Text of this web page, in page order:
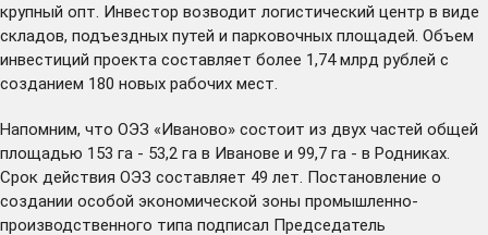
крупный опт. Инвестор возводит логистический центр в виде
складов, подъездных путей и парковочных площадей. Объем
инвестиций проекта составляет более 1,74 млрд рублей с
созданием 180 новых рабочих мест.
Напомним, что ОЭЗ «Иваново» состоит из двух частей общей
площадью 153 га - 53,2 га в Иванове и 99,7 га - в Родниках.
Срок действия ОЭЗ составляет 49 лет. Постановление о
создании особой экономической зоны промышленно-
производственного типа подписал Председатель